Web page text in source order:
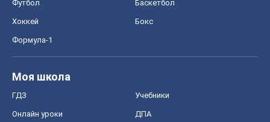
Футбол Баскетбол
Хоккей Бокс
Формула-1
Моя школа
ГДЗ Учебники
Онлайн уроки ДПА